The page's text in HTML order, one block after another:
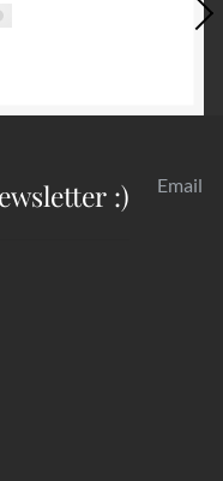
:) Email